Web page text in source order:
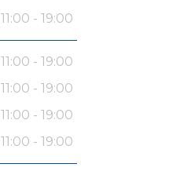
11:00 - 19:00
11:00 - 19:00
11:00 - 19:00
11:00 - 19:00
11:00 - 19:00